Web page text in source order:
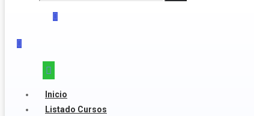
Inicio
Listado Cursos